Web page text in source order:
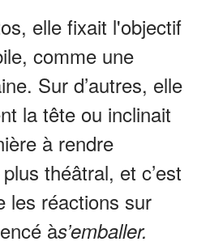
elle fixait l'objectif
comme une
Sur d’autres, elle
la tête ou inclinait
à rendre
théâtral, et c’est
les réactions sur
às’emballer.